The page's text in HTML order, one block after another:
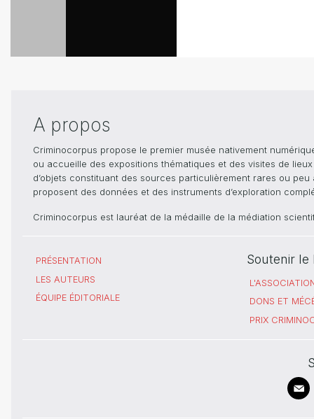
A propos
Criminocorpus propose le premier musée nativement
ou accueille des expositions thématiques et des visites de
d’objets constituant des sources particulièrement rares ou
proposent des données et des instruments d’exploration
Criminocorpus est lauréat de la médaille de la médiation
PRÉSENTATION
LES AUTEURS
ÉQUIPE ÉDITORIALE
Soutenir le
DONS ET
PRIX